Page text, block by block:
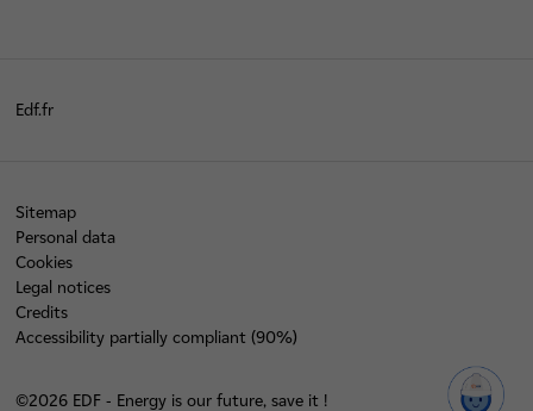
Edf.fr
Sitemap
Personal data
Cookies
Legal notices
Credits
Accessibility partially compliant (90%)
©2026 EDF - Energy is our future, save it !